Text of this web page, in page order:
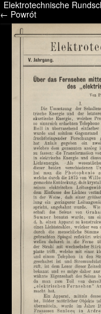
/* */ /* */ /*
Elektrotechnische
← Powrót